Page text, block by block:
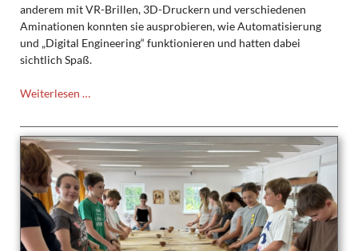
anderem mit VR-Brillen, 3D-Druckern und verschiedenen
Aminationen konnten sie ausprobieren, wie Automatisierung
und „Digital Engineering“ funktionieren und hatten dabei
sichtlich Spaß.
Weiterlesen …